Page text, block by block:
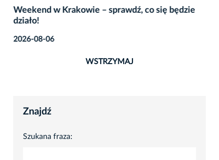
Weekend w Krakowie – sprawdź, co się będzie
działo!
2026-08-06
WSTRZYMAJ
Znajdź
Szukana fraza: